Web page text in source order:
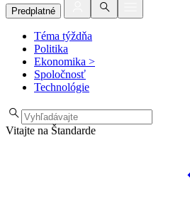
Predplatné
Téma týždňa
Politika
Ekonomika >
Spoločnosť
Technológie
Vitajte na Štandarde